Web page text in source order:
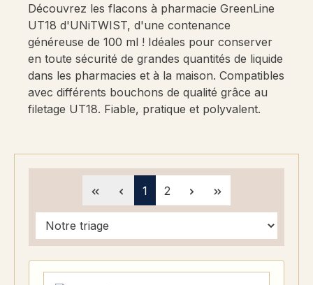
Découvrez les flacons à pharmacie GreenLine
UT18 d'UNiTWIST, d'une contenance
généreuse de 100 ml ! Idéales pour conserver
en toute sécurité de grandes quantités de liquide
dans les pharmacies et à la maison. Compatibles
avec différents bouchons de qualité grâce au
filetage UT18. Fiable, pratique et polyvalent.
Page
1 Page
2